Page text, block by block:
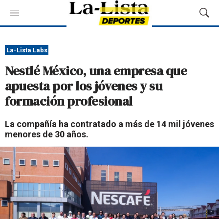
M
e
ú
M
o
q
u
La-Lista Labs
Nestlé México, una empresa que
apuesta por los jóvenes y su
formación profesional
La compañía ha contratado a más de 14 mil jóvenes
menores de 30 años.